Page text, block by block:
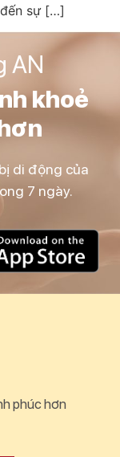
sự […]
AN
khoẻ
di động của
7 ngày.
phúc hơn